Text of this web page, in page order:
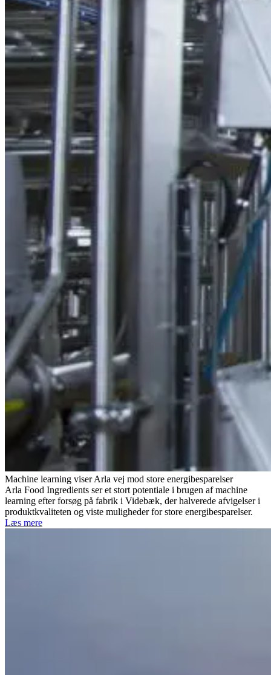
Machine learning viser Arla vej mod store energibesparelser
Arla Food Ingredients ser et stort potentiale i brugen af machine
learning efter forsøg på fabrik i Videbæk, der halverede afvigelser i
produktkvaliteten og viste muligheder for store energibesparelser.
Læs mere